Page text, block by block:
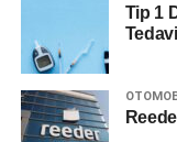
Tip 1